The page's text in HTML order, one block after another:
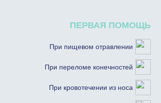
ПЕРВАЯ ПОМОЩЬ
При пищевом отравлении
При переломе конечностей
При кровотечении из носа